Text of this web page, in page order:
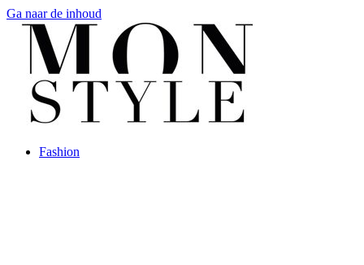
Ga naar de inhoud
Fashion